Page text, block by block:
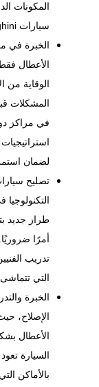
المكونات
سيارات Lamborghini بطريقة أكثر احترافية وكفاءة.
الخبرة في
الأعطال
الوقاية من
المشكلات
في مراكز
لضمان
تصليح
طراز جديد
تدريب
التي
الخبرة
الإصلاح،
الأعطال
السيارة
بالأماكن